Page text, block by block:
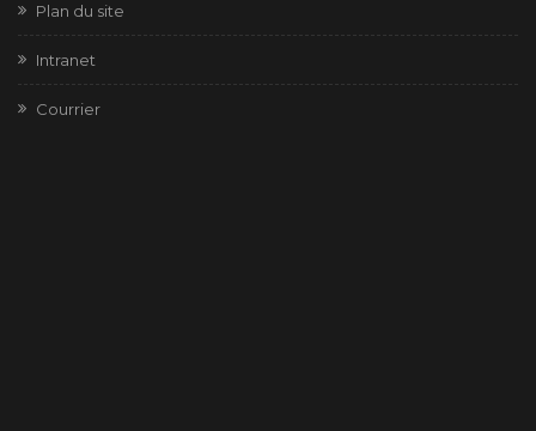
Plan du site
Intranet
Courrier